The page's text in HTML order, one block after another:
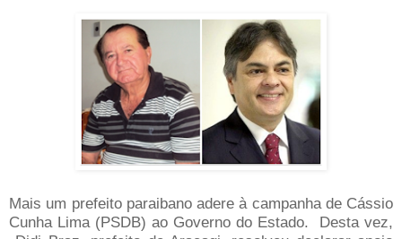
Mais um prefeito paraibano adere à campanha de Cássio
Cunha Lima (PSDB) ao Governo do Estado. Desta vez,